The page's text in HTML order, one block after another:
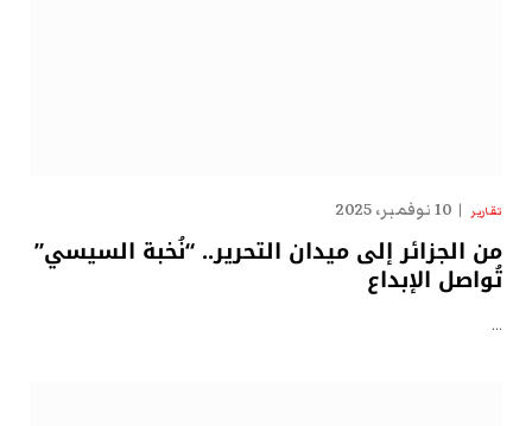
تقارير 10 نوفمبر، 2025
من الجزائر إلى ميدان التحرير.. “نُخبة السيسي”
تُواصل الإبداع
…